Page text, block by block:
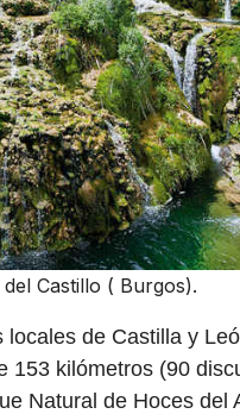
Castillo ( Burgos).
de Castilla y
153 kilómetros (90
Natural de Hoces del